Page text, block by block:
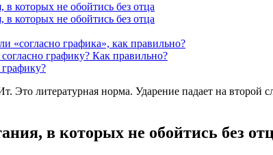
в которых не обойтись без отца
в которых не обойтись без отца
«согласно графика», как правильно?
графику? Как правильно?
Это литературная норма. Ударение падает на
в которых не обойтись без